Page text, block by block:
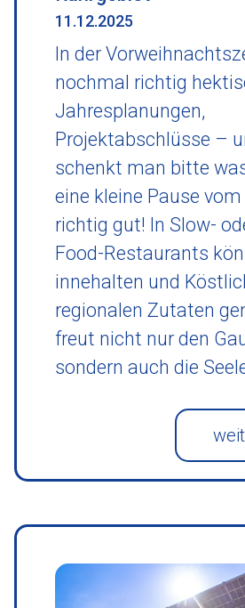
11.12.2025
In der
nochmal richtig
Jahresplanungen,
Projektabschlüsse –
schenkt man bitte
eine kleine Pause vom
richtig gut! In Slow-
Food-Restaurants
innehalten und
regionalen Zutaten
freut nicht nur den
sondern auch die